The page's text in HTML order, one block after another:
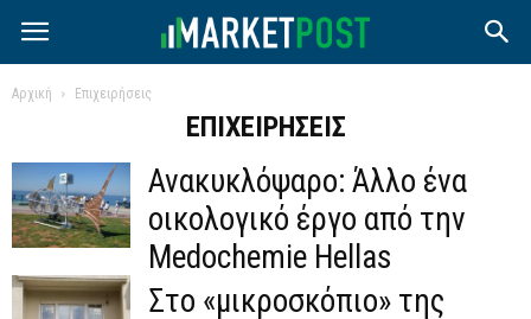
Αρχική Επιχειρήσεις
ΕΠΙΧΕΙΡΉΣΕΙΣ
Ανακυκλόψαρο: Άλλο ένα
οικολογικό έργο από την
Medochemie Hellas
Στο «μικροσκόπιο» της